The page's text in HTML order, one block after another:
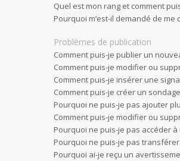
Quel est mon rang et comment
Pourquoi m’est-il demandé de
Problèmes de publication
Comment puis-je publier un
Comment puis-je modifier ou
Comment puis-je insérer une
Comment puis-je créer un
Pourquoi ne puis-je pas ajouter
Comment puis-je modifier ou
Pourquoi ne puis-je pas accéder à
Pourquoi ne puis-je pas
Pourquoi ai-je reçu un